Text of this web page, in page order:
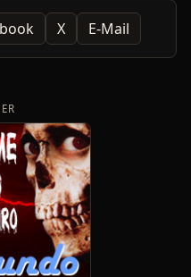
X E-Mail